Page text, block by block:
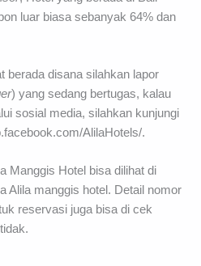
luar biasa sebanyak 64% dan
berada disana silahkan lapor
) yang sedang bertugas, kalau
sosial media, silahkan kunjungi
AlilaHotels/.
Manggis Hotel bisa dilihat di
Alila manggis hotel. Detail nomor
reservasi juga bisa di cek